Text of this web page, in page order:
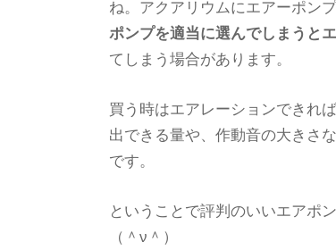
ね。 アクアリウムにエアーポン
ポンプを適当に選んでしまうと
てしまう場合があります。
買う時はエアレーションできれ
出できる量や、作動音の大きさ
です。
ということで評判のいいエアポ
（＾ν＾）